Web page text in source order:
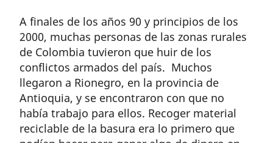
A finales de los años 90 y principios de los
2000, muchas personas de las zonas rurales
de Colombia tuvieron que huir de los
conflictos armados del país. Muchos
llegaron a Rionegro, en la provincia de
Antioquia, y se encontraron con que no
había trabajo para ellos. Recoger material
reciclable de la basura era lo primero que